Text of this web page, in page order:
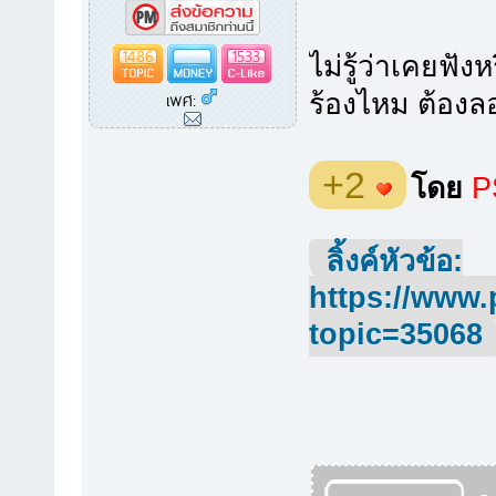
1486
1533
เพศ:
ไม่รู้ว่าเคยฟัง
ร้องไหม ต้อง
+2 โดย
ลิ้งค์หัวข้อ:
https://
topic=35068